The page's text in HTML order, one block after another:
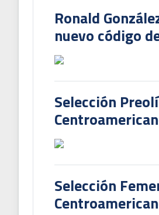
Ronald
nuevo código
Selección
Selección